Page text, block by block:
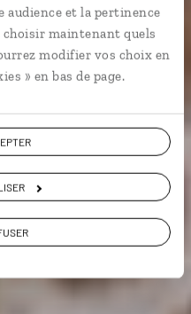
et la pertinence
choisir maintenant quels
modifier vos choix en
» en bas de page.
national de Nyerere.
Voyager en décalé